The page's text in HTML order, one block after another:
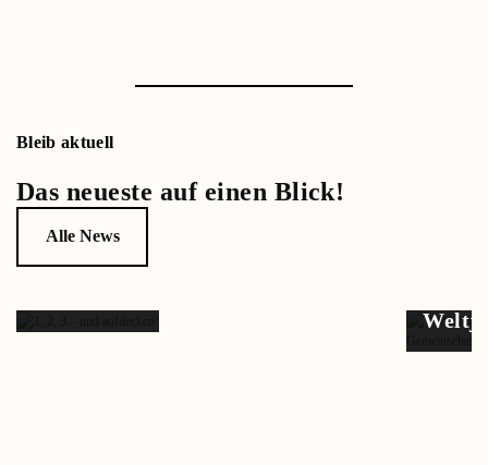
Bleib aktuell
Das neueste auf einen Blick!
Alle News
1, 2, 3 –
und